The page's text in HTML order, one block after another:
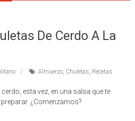
De Cerdo A La
Almuerzo, Chuletas, Recetas
esta vez, en una salsa que te
¿Comenzamos?